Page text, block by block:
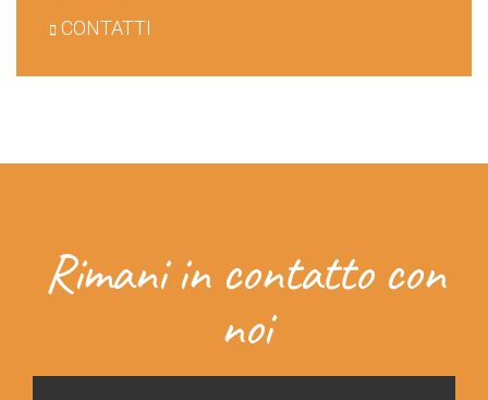
CONTATTI
Rimani in contatto con
noi